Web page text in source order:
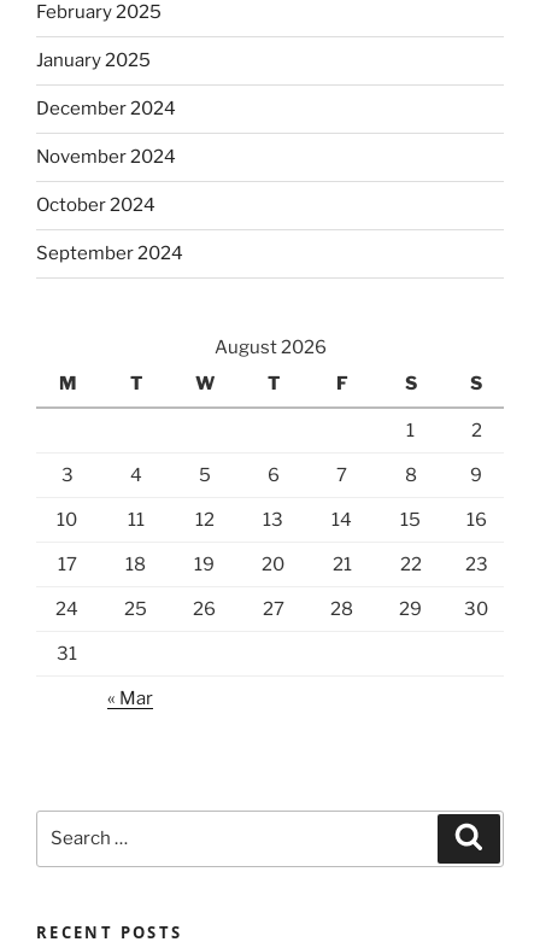
February 2025
January 2025
December 2024
November 2024
October 2024
September 2024
August 2026
M
T W T F S S
1 2
3 4 5 6 7 8 9
10 11 12 13 14 15 16
17 18 19 20 21 22 23
24 25 26 27 28 29 30
31
« Mar
RECENT POSTS